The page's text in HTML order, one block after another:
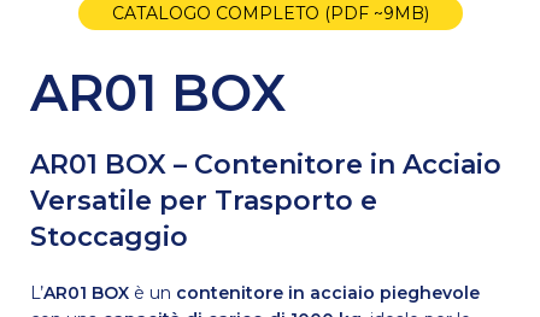
CATALOGO COMPLETO (PDF ~9MB)
AR01 BOX
AR01 BOX – Contenitore in Acciaio
Versatile per Trasporto e
Stoccaggio
L’AR01 BOX è un contenitore in acciaio pieghevole